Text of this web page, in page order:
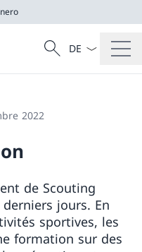
Recherche
Recherche
La langue
2022
de Scouting
jours. En
sportives, les
formation sur des